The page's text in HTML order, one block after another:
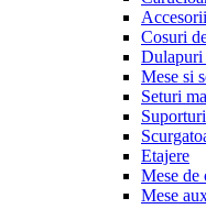
Cosuri
Dulapuri
Mese si
Seturi
Etajere
Mese de
Mese